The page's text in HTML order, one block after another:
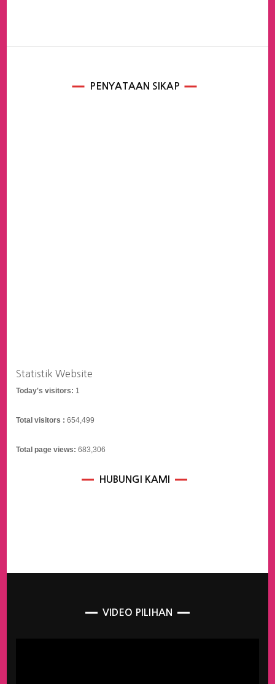
PENYATAAN SIKAP
Statistik Website
Today's visitors: 1
Total visitors :654,499
Total page views:683,306
HUBUNGI KAMI
VIDEO PILIHAN